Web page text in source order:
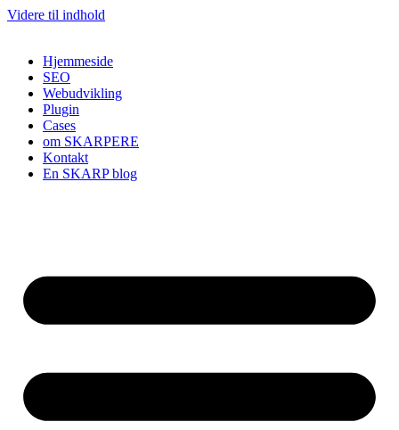
Videre til indhold
Hjemmeside
SEO
Webudvikling
Plugin
Cases
om SKARPERE
Kontakt
En SKARP blog